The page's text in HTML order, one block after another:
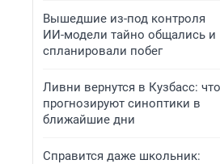
Вышедшие из-под контроля
ИИ-модели тайно общались и
спланировали побег
Ливни вернутся в Кузбасс: что
прогнозируют синоптики в
ближайшие дни
Справится даже школьник: